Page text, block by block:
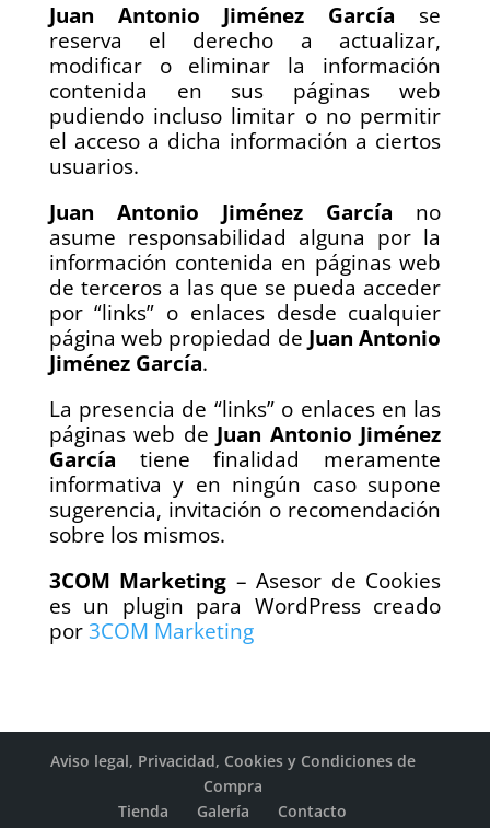
Juan Antonio Jiménez García se
reserva el derecho a actualizar,
modificar o eliminar la información
contenida en sus páginas web
pudiendo incluso limitar o no permitir
el acceso a dicha información a ciertos
usuarios.
Juan Antonio Jiménez García no
asume responsabilidad alguna por la
información contenida en páginas web
de terceros a las que se pueda acceder
por “links” o enlaces desde cualquier
página web propiedad de Juan Antonio
Jiménez García.
La presencia de “links” o enlaces en las
páginas web de Juan Antonio Jiménez
García tiene finalidad meramente
informativa y en ningún caso supone
sugerencia, invitación o recomendación
sobre los mismos.
3COM Marketing – Asesor de Cookies
es un plugin para WordPress creado
por3COM Marketing
Aviso legal, Privacidad, Cookies y Condiciones de
Compra
Tienda
Galería Contacto